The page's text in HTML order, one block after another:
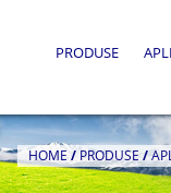
PRODUSE
HOME/PRODUSE /